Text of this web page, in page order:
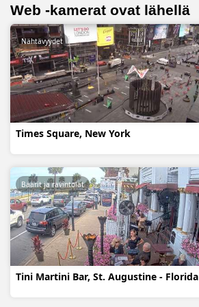
Web -kamerat ovat lähellä
Times Square, New York
Nähtävyydet
Tini Martini Bar, St. Augustine - Florida
Baarit ja ravintolat